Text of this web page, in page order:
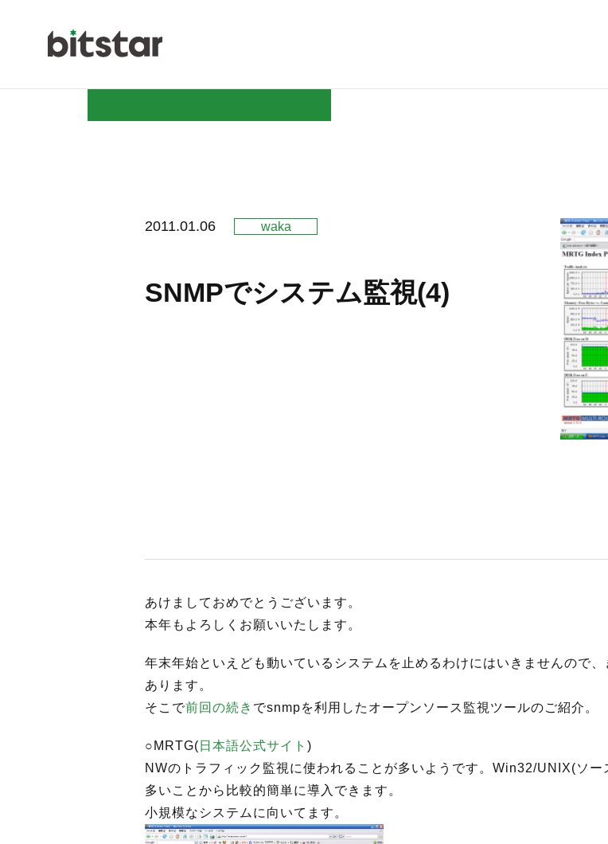
NEWS
COMPANY
ACTION
サイ
約款
2011.01.06 waka
SNMPでシステム監視(4)
あけましておめでとうございます。
本年もよろしくお願いいたします。
年末年始といえども動いているシステムを止めるわけにはいきませんので
あります。
そこで前回の続き でsnmpを利用したオープンソース監視ツールのご紹介。
○MRTG( 日本語公式サイト )
NWのトラフィック監視に使われることが多いようです。Win32/UNIX(ソ
多いことから比較的簡単に導入できます。
小規模なシステムに向いてます。